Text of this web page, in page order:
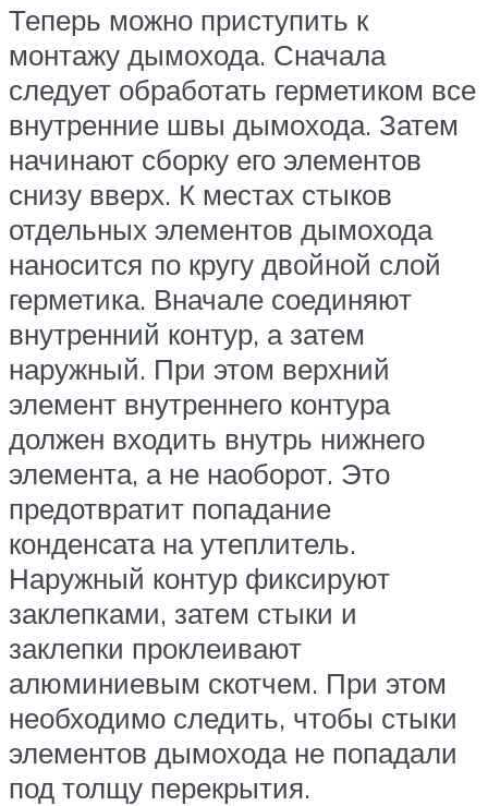
Теперь можно приступить к
монтажу дымохода. Сначала
следует обработать герметиком все
внутренние швы дымохода. Затем
начинают сборку его элементов
снизу вверх. К местах стыков
отдельных элементов дымохода
наносится по кругу двойной слой
герметика. Вначале соединяют
внутренний контур, а затем
наружный. При этом верхний
элемент внутреннего контура
должен входить внутрь нижнего
элемента, а не наоборот. Это
предотвратит попадание
конденсата на утеплитель.
Наружный контур фиксируют
заклепками, затем стыки и
заклепки проклеивают
алюминиевым скотчем. При этом
необходимо следить, чтобы стыки
элементов дымохода не попадали
под толщу перекрытия.